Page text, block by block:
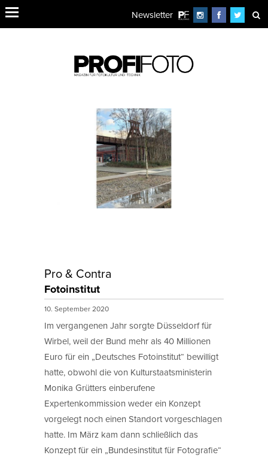
Newsletter
Pro & Contra
Fotoinstitut
10. September 2020
Im vergangenen Jahr sorgte Düsseldorf für
Wirbel, weil der Bund mehr als 40 Millionen
Euro für ein „Deutsches Fotoinstitut“ bewilligt
hatte, obwohl die von Kulturstaatsministerin
Monika Grütters einberufene
Expertenkommission weder ein Konzept
vorgelegt noch einen Standort vorgeschlagen
hatte. Im März kam dann schließlich das
Konzept für ein „Bundesinstitut für Fotografie“